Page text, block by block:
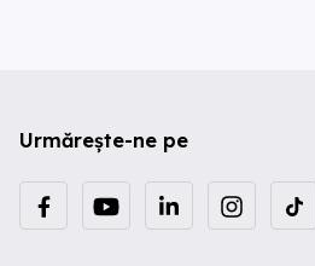
Urmărește-ne pe